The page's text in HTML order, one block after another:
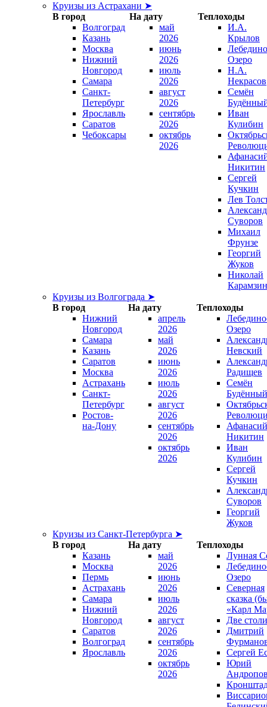
Круизы из Астрахани ➤
В город
На дату
Теплоходы
Волгоград
Казань
Москва
Нижний
Новгород
Самара
Санкт-
Петербург
Ярославль
Саратов
Чебоксары
май
2026
июнь
2026
июль
2026
август
2026
сентябрь
2026
октябрь
2026
И.А.
Крылов
Озеро
Н.А.
Некрасов
Семён
Иван
Кулибин
Никитин
Сергей
Кучкин
Лев
Суворов
Михаил
Фрунзе
Георгий
Жуков
Николай
Карамзин
Круизы из Волгограда ➤
В город
На дату
Теплоходы
Нижний
Новгород
Самара
Казань
Саратов
Москва
Астрахань
Санкт-
Петербург
Ростов-
на-Дону
апрель
2026
май
2026
июнь
2026
июль
2026
август
2026
сентябрь
2026
октябрь
2026
Озеро
Невский
Радищев
Семён
Будённый
Афанасий
Никитин
Иван
Кулибин
Сергей
Кучкин
Суворов
Георгий
Жуков
Круизы из Санкт-Петербурга ➤
В город
На дату
Теплоходы
Казань
Москва
Пермь
Астрахань
Самара
Нижний
Новгород
Саратов
Волгоград
Ярославль
май
2026
июнь
2026
июль
2026
август
2026
сентябрь
2026
октябрь
2026
Лунная
Озеро
Северная
сказка
«Карл
Две
Дмитрий
Сергей
Юрий